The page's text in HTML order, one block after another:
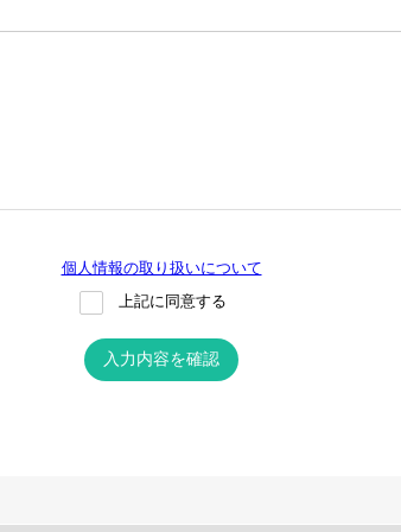
個人情報の取り扱いについて
上記に同意する
入力内容を確認